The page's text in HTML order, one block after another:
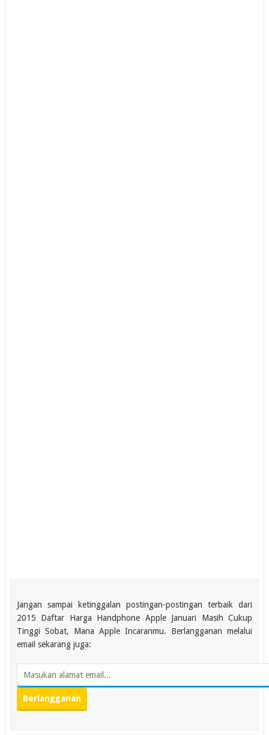
Jangan sampai ketinggalan postingan-postingan terbaik dari
2015 Daftar Harga Handphone Apple Januari Masih Cukup
Tinggi Sobat, Mana Apple Incaranmu. Berlangganan melalui
email sekarang juga: